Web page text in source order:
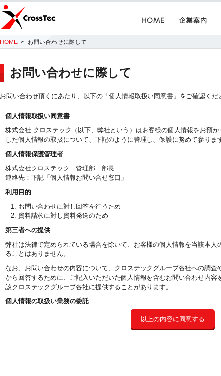
CrossTec
HOME お問い合わせに際して
お問い合わせに際して
お問い合わせ頂くにあたり、以下の「個人情報取扱い同意書」をご確認くだ
個人情報取扱い同意書
株式会社 クロステック（以下、弊社という）はお客様の個人情報をお預
した個人情報の取扱について、下記のように管理し、保護に努めて参りま
個人情報保護管理者
株式会社クロステック 管理部 部長
連絡先：下記「個人情報お問い合せ窓口」
利用目的
お問い合わせに対し回答を行うため
資料請求に対し資料発送のため
第三者への提供
弊社は法律で定められている場合を除いて、お客様の個人情報を当該本人
ることはありません。
なお、お問い合わせの内容について、クロステックグループ各社への調
から回答するために、ご記入いただいた個人情報を含むお問い合わせ内
該クロステックグループ各社に提供することがあります。
個人情報の取扱い業務の委託
弊社は事業運営上、お客様により良いサービスを提供するために業務の
してお客様の個人情報を預けることがあります。この場合、個人情報を
以上の内容に同意する